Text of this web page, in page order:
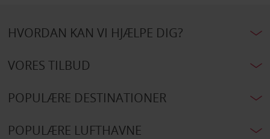
HVORDAN KAN VI HJÆLPE DIG?
VORES TILBUD
POPULÆRE DESTINATIONER
POPULÆRE LUFTHAVNE